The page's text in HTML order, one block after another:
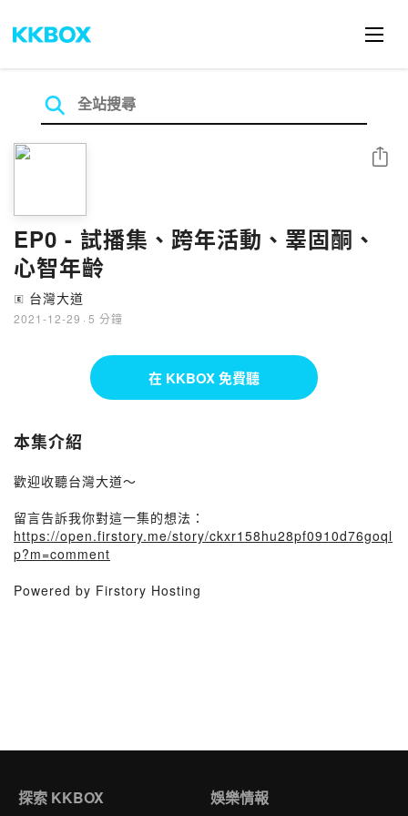
EP0 - 試播集、跨年活動、睪固酮、
心智年齡
🄴 台灣大道
2021-12-29 · 5 分鐘
分享
在 KKBOX 免費聽
本集介紹
歡迎收聽台灣大道～
留言告訴我你對這一集的想法：
https://open.firstory.me/story/ckxr158hu28pf0910d76goql
p?m=comment
Powered by Firstory Hosting
探索 KKBOX 娛樂情報